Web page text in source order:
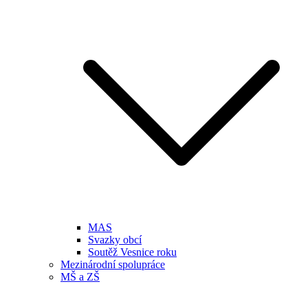
MAS
Svazky obcí
Soutěž Vesnice roku
Mezinárodní spolupráce
MŠ a ZŠ